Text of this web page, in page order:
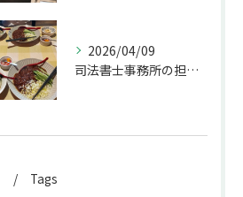
2026/04/09
司法書士事務所の担当者が来訪されたので、会社から徒歩圏内の「...
Tags